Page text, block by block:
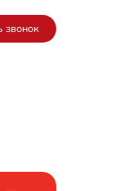
звонок